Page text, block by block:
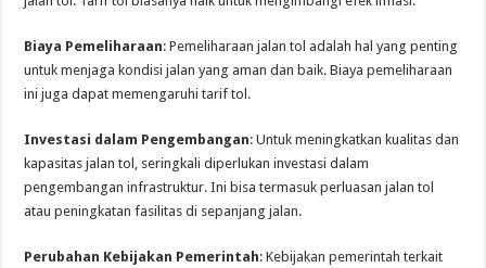
Biaya Pemeliharaan: Pemeliharaan jalan tol adalah hal yang penting
untuk menjaga kondisi jalan yang aman dan baik. Biaya pemeliharaan
ini juga dapat memengaruhi tarif tol.
Investasi dalam Pengembangan: Untuk meningkatkan kualitas dan
kapasitas jalan tol, seringkali diperlukan investasi dalam
pengembangan infrastruktur. Ini bisa termasuk perluasan jalan tol
atau peningkatan fasilitas di sepanjang jalan.
Perubahan Kebijakan Pemerintah: Kebijakan pemerintah terkait